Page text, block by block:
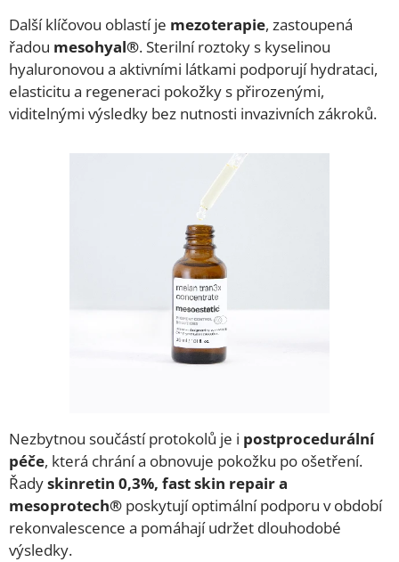
Další klíčovou oblastí je mezoterapie, zastoupená
řadou mesohyal®. Sterilní roztoky s kyselinou
hyaluronovou a aktivními látkami podporují hydrataci,
elasticitu a regeneraci pokožky s přirozenými,
viditelnými výsledky bez nutnosti invazivních zákroků.
Nezbytnou součástí protokolů je i postprocedurální
péče, která chrání a obnovuje pokožku po ošetření.
Řadyskinretin 0,3%, fast skin repair a
mesoprotech® poskytují optimální podporu v období
rekonvalescence a pomáhají udržet dlouhodobé
výsledky.